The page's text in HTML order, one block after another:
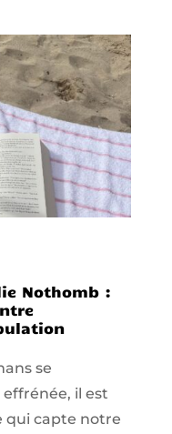
Nothomb :
se
il est
qui capte notre